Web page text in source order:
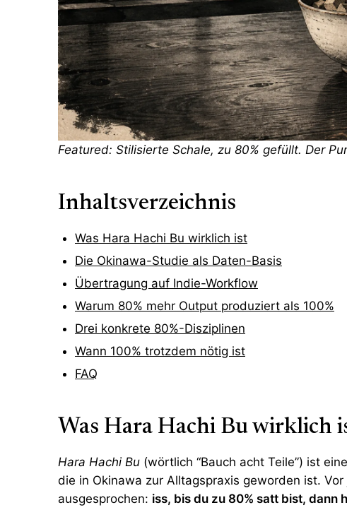
Featured: Stilisierte Schale, zu 80% gefüllt. Der
Inhaltsverzeichnis
Was Hara Hachi Bu wirklich ist
Die Okinawa-Studie als Daten-Basis
Übertragung auf Indie-Workflow
Warum 80% mehr Output produziert als 100%
Drei konkrete 80%-Disziplinen
Wann 100% trotzdem nötig ist
FAQ
Was Hara Hachi Bu wirklich
Hara Hachi Bu (wörtlich “Bauch acht Teile”) ist
die in Okinawa zur Alltagspraxis geworden ist.
ausgesprochen: iss, bis du zu 80% satt bist, dann